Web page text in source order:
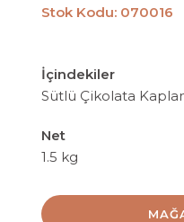
Stok Kodu: 070016
İçindekiler
Sütlü Çikolata
Net
1.5 kg